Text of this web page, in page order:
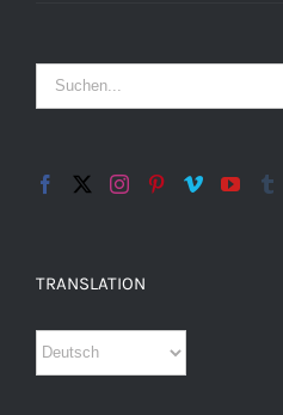
TRANSLATION